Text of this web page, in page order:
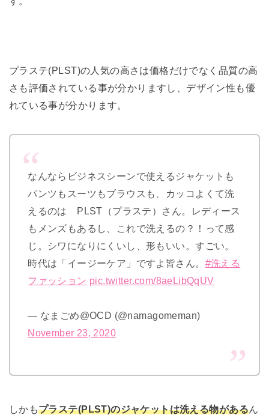
プラステ(PLST)の人気の高さは価格だけでなく品質の高
さも評価されている事が分かりますし、デザイン性も優
れている事が分かります。
なんならビジネスシーンで使えるジャケットも
パンツもスーツもブラウスも、カッコよくて洗
えるのは PLST（プラステ）さん。レディース
もメンズもあるし、これで洗えるの？！って感
じ。シワになりにくいし、形もいい。すごい。
時代は「イージーケア」ですよ皆さん。 #洗える
ファッション pic.twitter.com/8aeLibQqUV
— なまごめ@OCD (@namagomeman)
November 23, 2020
しかもプラステ(PLST)のジャケットは洗える物があるん